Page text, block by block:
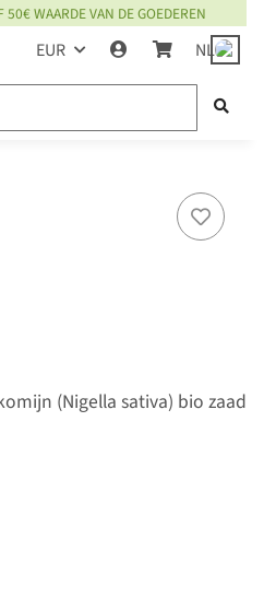
50€ WAARDE VAN DE GOEDEREN
EUR NL